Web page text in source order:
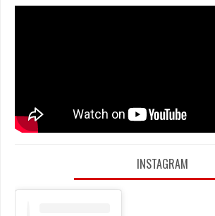
INSTAGRAM